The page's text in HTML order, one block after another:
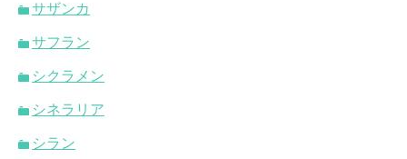
サザンカ
サフラン
シクラメン
シネラリア
シラン